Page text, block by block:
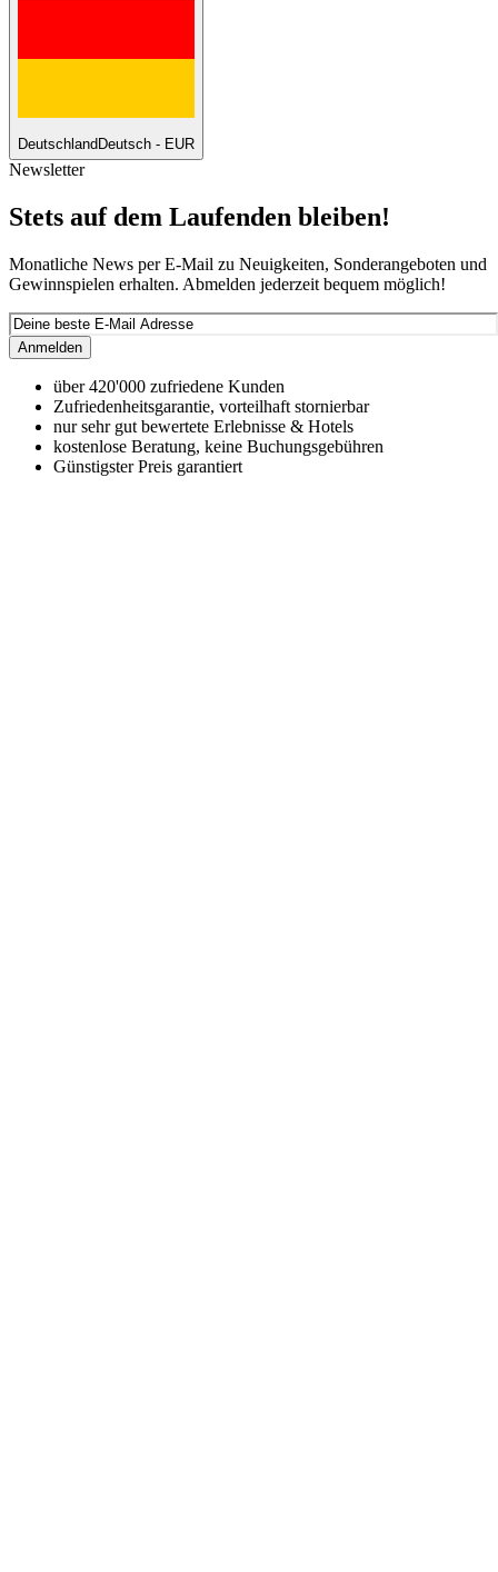
Deutschland Deutsch - EUR
Newsletter
Stets auf dem Laufenden bleiben!
Monatliche News per E-Mail zu Neuigkeiten, Sonderangeboten und
Gewinnspielen erhalten. Abmelden jederzeit bequem möglich!
Anmelden
über 420'000 zufriedene Kunden
Zufriedenheitsgarantie, vorteilhaft stornierbar
nur sehr gut bewertete Erlebnisse & Hotels
kostenlose Beratung, keine Buchungsgebühren
Günstigster Preis garantiert